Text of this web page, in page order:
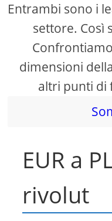
Entrambi sono i
settore. Così
dimensioni
altri punti di
EUR a
rivolut